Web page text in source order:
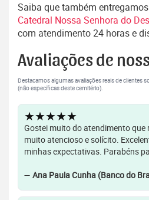
Saiba que também entregamos
Catedral Nossa Senhora do
com atendimento 24 horas e
Avaliações de
Destacamos algumas avaliações reais de clientes
(não específicas deste cemitério).
★★★★★
Gostei muito do atendimento que
muito atencioso e solícito.
minhas expectativas. Parabéns
— Ana Paula Cunha (Banco do